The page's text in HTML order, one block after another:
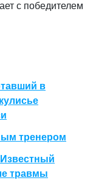
с победителем
в
тренером
Известный
травмы